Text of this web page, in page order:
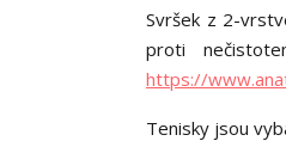
Svršek z 2-
proti
https://
Tenisky jsou